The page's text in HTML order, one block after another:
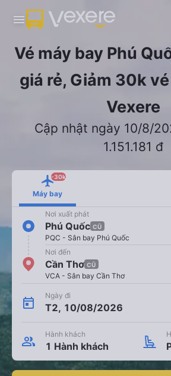
Vé máy bay Phú
giá rẻ, Giảm 30k
Vexere
Cập nhật ngày 10/8/
1.151.181 đ
Máy bay
-30k
Nơi xuất phát
Phú Quốc CŨ
PQC - Sân bay Phú Quốc
Nơi đến
Cần Thơ CŨ
VCA - Sân bay Cần Thơ
Ngày đi
T2, 10/08/2026
Hành khách
1 Hành khách